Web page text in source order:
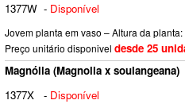
1377W - Disponível
Jovem planta em vaso – Altura da planta:
Preço unitário disponivel desde 25
Magnólia (Magnolia x soulangeana)
1377X
- Disponível